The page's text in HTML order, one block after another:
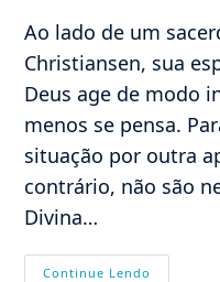
Ao lado de um
Christiansen, sua
Deus age de modo
menos se pensa.
situação por outra
contrário, não são
Divina…
Continue Lendo